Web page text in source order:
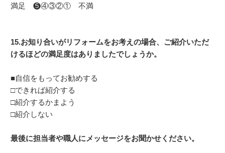
満足 ❺④③②① 不満
15.お知り合いがリフォームをお考えの場合、ご紹介いただ
けるほどの満足度はありましたでしょうか。
■自信をもってお勧めする
□できれば紹介する
□紹介するかまよう
□紹介しない
最後に担当者や職人にメッセージをお聞かせください。